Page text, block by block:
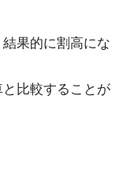
果的に割高にな
比較することが